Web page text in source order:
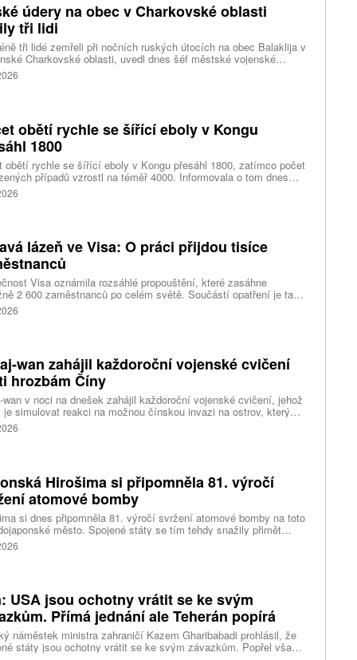
údery na obec v Charkovské oblasti
tři lidi
tři lidé zemřeli při nočních ruských útocích na obec Balaklija v
Charkovské oblasti, uvedl dnes šéf městské vojenské
Vitalij Karabanov. Ukrajinské letectvo ráno oznámilo, že Rusko
útočilo na Ukrajinu čtyřmi střelami a 101 bezpilotními letouny,
obětí rychle se šířící eboly v Kongu
1800
obětí rychle se šířící eboly v Kongu přesáhl 1800, zatímco počet
případů vzrostl na téměř 4000. Informovala o tom dnes
Reuters s odkazem na konžské úřady.
lázeň ve Visa: O práci přijdou tisíce
Visa oznámila rozsáhlé propouštění, které zasáhne
2 600 zaměstnanců po celém světě. Součástí opatření je také
320 pracovních míst v kalifornském Foster City, kde firma
významné technologické centrum. Vyplývá to z dokumentů
wan zahájil každoroční vojenské cvičení
hrozbám Číny
wan v noci na dnešek zahájil každoroční vojenské cvičení, jehož
simulovat reakci na možnou čínskou invazi na ostrov, který
pokládá za součást svého území. Desetidenní manévry se
konat na různých místech po celém ostrově, informovala
Hirošima si připomněla 81. výročí
atomové bomby
si dnes připomněla 81. výročí svržení atomové bomby na toto
město. Spojené státy se tím tehdy snažily přimět
ke kapitulaci na konci druhé světové války. Starosta města
Macui při této příležitosti kritizoval světové velmoci za vedení
USA jsou ochotny vrátit se ke svým
Přímá jednání ale Teherán popírá
náměstek ministra zahraničí Kazem Gharibabadi prohlásil, že
státy jsou ochotny vrátit se ke svým závazkům. Popřel však